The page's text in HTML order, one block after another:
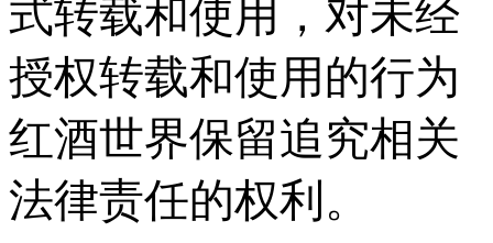
式转载和使用，对未经
授权转载和使用的行为
红酒世界保留追究相关
法律责任的权利。